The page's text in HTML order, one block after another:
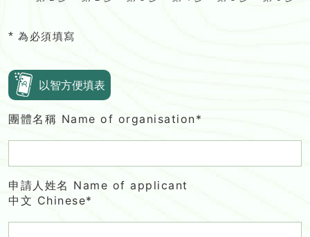
* 為必須填寫
以智方便填表
團體名稱 Name of organisation*
申請人姓名 Name of applicant
中文 Chinese*